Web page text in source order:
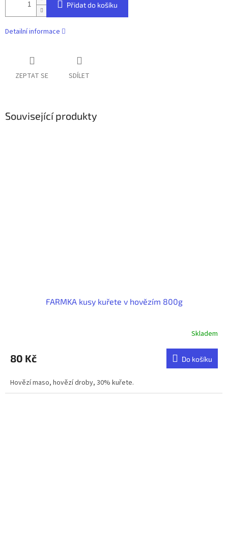
Přidat do košíku
Detailní informace
ZEPTAT SE SDÍLET
Související produkty
FARMKA kusy kuřete v hovězím 800g
Skladem
80 Kč Do košíku
Hovězí maso, hovězí droby, 30% kuřete.